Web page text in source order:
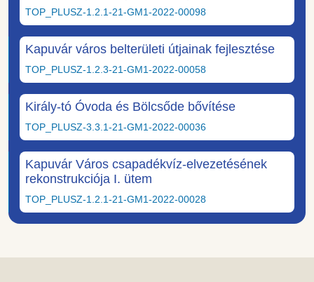
TOP_PLUSZ-1.2.1-21-GM1-2022-00098
Kapuvár város belterületi útjainak fejlesztése
TOP_PLUSZ-1.2.3-21-GM1-2022-00058
Király-tó Óvoda és Bölcsőde bővítése
TOP_PLUSZ-3.3.1-21-GM1-2022-00036
Kapuvár Város csapadékvíz-elvezetésének
rekonstrukciója I. ütem
TOP_PLUSZ-1.2.1-21-GM1-2022-00028